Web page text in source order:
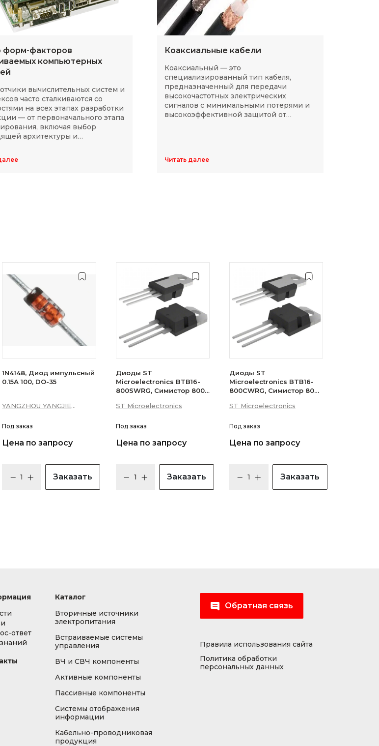
форм-факторов
компьютерных
вычислительных систем и
часто сталкиваются со
на всех этапах разработки
— от первоначального этапа
включая выбор
архитектуры и
массового производства.
Коаксиальные кабели
Коаксиальный — это
специализированный тип кабеля,
предназначенный для передачи
высокочастотных электрических
сигналов с минимальными потерями и
высокоэффективной защитой от
Читать далее
1N4148, Диод импульсный
0.15А 100, DO-35
YANGZHOU YANGJIE
Под заказ
Цена по запросу
Заказать
Диоды ST
Microelectronics BTB16-
800SWRG, Симистор 800В
уровень)
ST Microelectronics
Под заказ
Цена по запросу
Заказать
Диоды ST
Microelectronics BTB16-
800CWRG, Симистор 800В
(бесснабберный)
ST Microelectronics
Под заказ
Цена по запросу
Заказать
ответ
Каталог
Вторичные источники
электропитания
Встраиваемые системы
управления
ВЧ и СВЧ компоненты
Активные компоненты
Пассивные компоненты
Системы отображения
информации
Кабельно-проводниковая
продукция
Обратная связь
Правила использования сайта
Политика обработки
персональных данных